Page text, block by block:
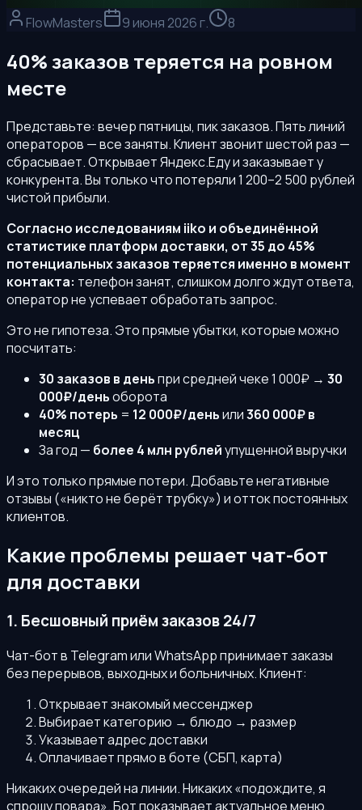
FlowMasters 9 июня 2026 г. 8
40% заказов теряется на ровном
месте
Представьте: вечер пятницы, пик заказов. Пять линий
операторов — все заняты. Клиент звонит шестой раз —
сбрасывает. Открывает Яндекс.Еду и заказывает у
конкурента. Вы только что потеряли 1 200–2 500 рублей
чистой прибыли.
Согласно исследованиям iiko и объединённой
статистике платформ доставки, от 35 до 45%
потенциальных заказов теряется именно в момент
контакта: телефон занят, слишком долго ждут ответа,
оператор не успевает обработать запрос.
Это не гипотеза. Это прямые убытки, которые можно
посчитать:
30 заказов в деньпри средней чеке 1 000₽ → 30
000₽/деньоборота
40% потерь = 12 000₽/деньили360 000₽ в
месяц
За год — более 4 млн рублейупущенной выручки
И это только прямые потери. Добавьте негативные
отзывы («никто не берёт трубку») и отток постоянных
клиентов.
Какие проблемы решает чат-бот
для доставки
1. Бесшовный приём заказов 24/7
Чат-бот в Telegram или WhatsApp принимает заказы
без перерывов, выходных и больничных. Клиент:
Открывает знакомый мессенджер
Выбирает категорию → блюдо → размер
Указывает адрес доставки
Оплачивает прямо в боте (СБП, карта)
Никаких очередей на линии. Никаких «подождите, я
спрошу повара». Бот показывает актуальное меню,